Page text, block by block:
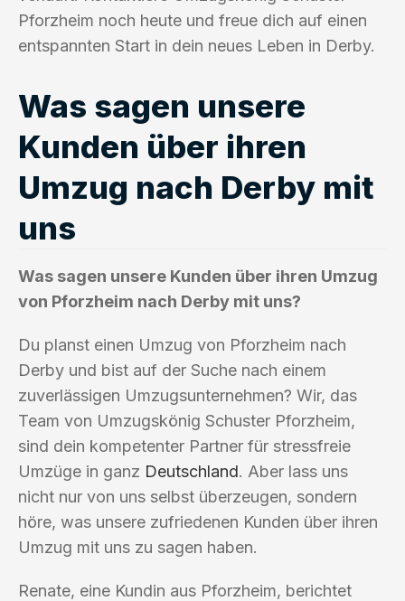
Pforzheim noch heute und freue dich auf einen
entspannten Start in dein neues Leben in Derby.
Was sagen unsere
Kunden über ihren
Umzug nach Derby mit
uns
Was sagen unsere Kunden über ihren Umzug
von Pforzheim nach Derby mit uns?
Du planst einen Umzug von Pforzheim nach
Derby und bist auf der Suche nach einem
zuverlässigen Umzugsunternehmen? Wir, das
Team von Umzugskönig Schuster Pforzheim,
sind dein kompetenter Partner für stressfreie
Umzüge in ganz Deutschland. Aber lass uns
nicht nur von uns selbst überzeugen, sondern
höre, was unsere zufriedenen Kunden über ihren
Umzug mit uns zu sagen haben.
Renate, eine Kundin aus Pforzheim, berichtet